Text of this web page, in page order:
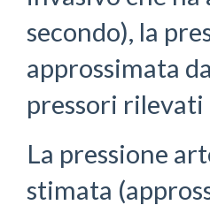
secondo), la
approssimata
pressori
La pressione
stimata